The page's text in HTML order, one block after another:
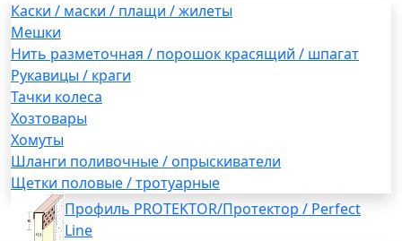
Каски / маски / плащи / жилеты
Мешки
Нить разметочная / порошок красящий / шпагат
Рукавицы / краги
Тачки колеса
Хозтовары
Хомуты
Шланги поливочные / опрыскиватели
Щетки половые / тротуарные
Профиль PROTEKTOR/Протектор / Perfect
Line